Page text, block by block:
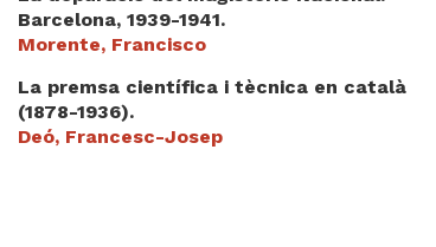
Barcelona, 1939-1941.
Morente, Francisco
La premsa científica i tècnica en català
(1878-1936).
Deó, Francesc-Josep